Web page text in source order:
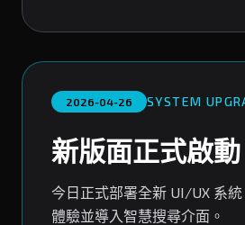
2026-04-26 SYSTEM
新版面正式啟動
今日正式部署全新 UI/UX 系
體驗並導入智慧搜尋介面。